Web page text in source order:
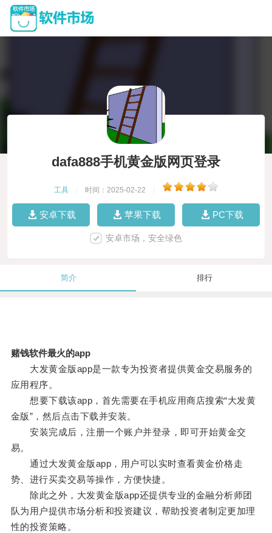
dafa888手机黄金版网页登录
工具 时间：2025-02-22
安卓下载 苹果下载 PC下载
安卓市场，安全绿色
简介 排行
赌钱软件最火的app
大发黄金版app是一款专为投资者提供黄金交易服务的
应用程序。
想要下载该app，首先需要在手机应用商店搜索“大发黄
金版”，然后点击下载并安装。
安装完成后，注册一个账户并登录，即可开始黄金交
易。
通过大发黄金版app，用户可以实时查看黄金价格走
势、进行买卖交易等操作，方便快捷。
除此之外，大发黄金版app还提供专业的金融分析师团
队为用户提供市场分析和投资建议，帮助投资者制定更加理
性的投资策略。